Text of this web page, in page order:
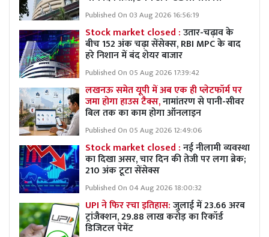
Published On 03 Aug 2026 16:56:19
Stock market closed :उतार-चढ़ाव के
बीच 152 अंक चढ़ा सेंसेक्स, RBI MPC के बाद
हरे निशान में बंद शेयर बाजार
Published On 05 Aug 2026 17:39:42
लखनऊ समेत यूपी में अब एक ही प्लेटफॉर्म पर
जमा होगा हाउस टैक्स,नामांतरण से पानी-सीवर
बिल तक का काम होगा ऑनलाइन
Published On 05 Aug 2026 12:49:06
Stock market closed :नई नीलामी व्यवस्था
का दिखा असर, चार दिन की तेजी पर लगा ब्रेक;
210 अंक टूटा सेंसेक्स
Published On 04 Aug 2026 18:00:32
UPI ने फिर रचा इतिहास:जुलाई में 23.66 अरब
ट्रांजैक्शन, 29.88 लाख करोड़ का रिकॉर्ड
डिजिटल पेमेंट